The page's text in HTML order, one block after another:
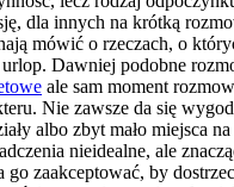
dla innych na krótką
mówić o rzeczach, o
Dawniej podobne
ale sam moment
Nie zawsze da się
albo zbyt mało miejsca
nieidealne, ale
go zaakceptować, by